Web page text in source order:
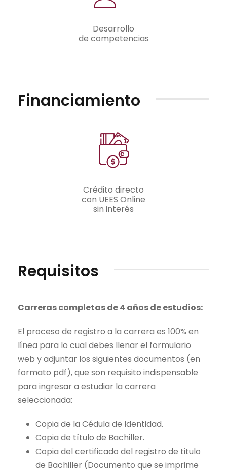
Desarrollo
de competencias
Financiamiento
Crédito directo
con UEES Online
sin interés
Requisitos
Carreras completas de 4 años de estudios:
El proceso de registro a la carrera es 100% en
línea para lo cual debes llenar el formulario
web y adjuntar los siguientes documentos (en
formato pdf), que son requisito indispensable
para ingresar a estudiar la carrera
seleccionada:
Copia de la Cédula de Identidad.
Copia de título de Bachiller.
Copia del certificado del registro de titulo
de Bachiller (Documento que se imprime